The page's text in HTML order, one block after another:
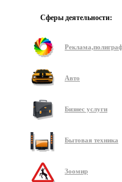
Сферы деятельности:
Авто
Бизнес услуги
Бытовая техника
Зоомир